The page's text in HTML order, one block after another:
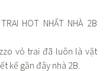
HOT NHẤT NHÀ 2B
vỏ trai đã luôn là vật
kế gần đây nhà 2B.